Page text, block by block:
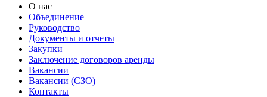
О нас
Объединение
Руководство
Документы и отчеты
Закупки
Заключение договоров аренды
Вакансии
Вакансии (СЗО)
Контакты